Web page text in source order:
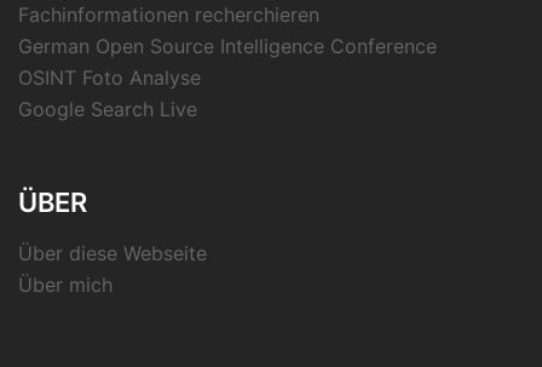
Fachinformationen recherchieren
German Open Source Intelligence Conference
OSINT Foto Analyse
Google Search Live
ÜBER
Über diese Webseite
Über mich